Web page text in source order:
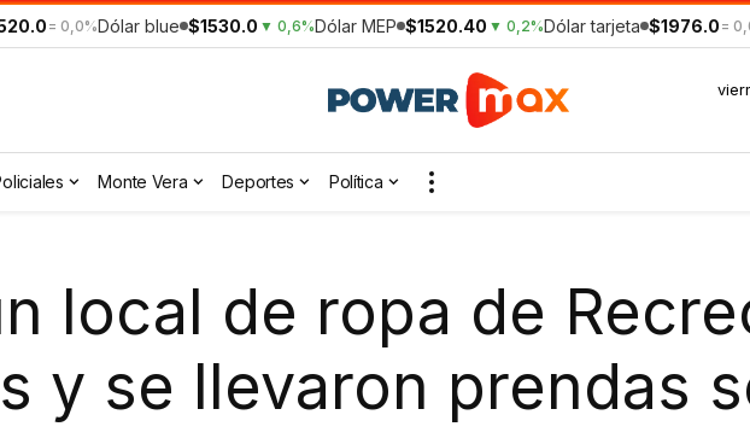
= 0,0%Dólar blue $1530.0 ▼ 0,6%Dólar MEP $1520.40 ▼ 0,2%Dólar tarjeta $1976.0 =
Monte Vera Deportes Política
local de ropa de
y se llevaron prendas